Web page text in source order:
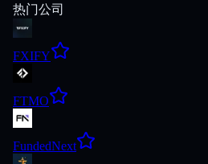
热门公司
FXIFY
FTMO
FundedNext